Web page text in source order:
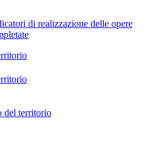
di realizzazione delle opere
del territorio